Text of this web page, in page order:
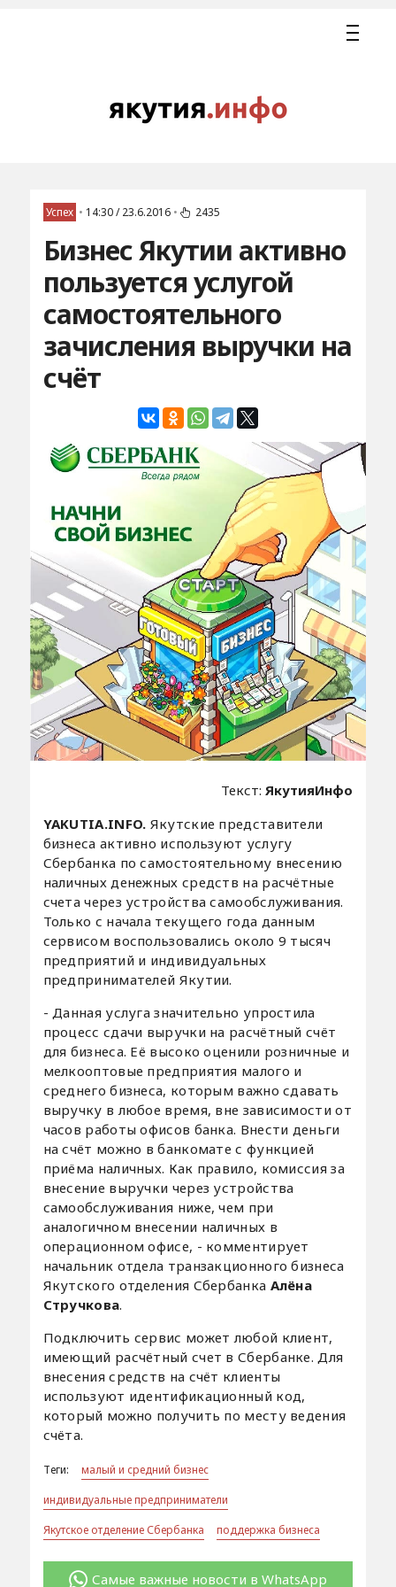
Успех • 14:30 / 23.6.2016 • 2435
Бизнес Якутии активно
пользуется услугой
самостоятельного
зачисления выручки на
счёт
Текст: ЯкутияИнфо
YAKUTIA.INFO. Якутские представители
бизнеса активно используют услугу
Сбербанка по самостоятельному внесению
наличных денежных средств на расчётные
счета через устройства самообслуживания.
Только с начала текущего года данным
сервисом воспользовались около 9 тысяч
предприятий и индивидуальных
предпринимателей Якутии.
- Данная услуга значительно упростила
процесс сдачи выручки на расчётный счёт
для бизнеса. Её высоко оценили розничные и
мелкооптовые предприятия малого и
среднего бизнеса, которым важно сдавать
выручку в любое время, вне зависимости от
часов работы офисов банка. Внести деньги
на счёт можно в банкомате с функцией
приёма наличных. Как правило, комиссия за
внесение выручки через устройства
самообслуживания ниже, чем при
аналогичном внесении наличных в
операционном офисе, - комментирует
начальник отдела транзакционного бизнеса
Якутского отделения Сбербанка Алёна
Стручкова.
Подключить сервис может любой клиент,
имеющий расчётный счет в Сбербанке. Для
внесения средств на счёт клиенты
используют идентификационный код,
который можно получить по месту ведения
счёта.
Теги:
малый и средний бизнес
индивидуальные предприниматели
Якутское отделение Сбербанка
поддержка бизнеса
Самые важные новости в WhatsApp